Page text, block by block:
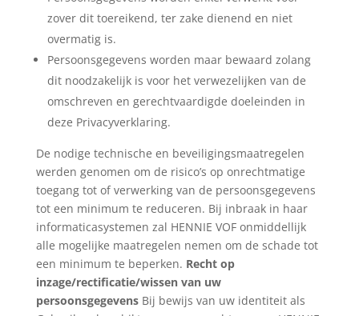
zover dit toereikend, ter zake dienend en niet
overmatig is.
Persoonsgegevens worden maar bewaard zolang
dit noodzakelijk is voor het verwezelijken van de
omschreven en gerechtvaardigde doeleinden in
deze Privacyverklaring.
De nodige technische en beveiligingsmaatregelen
werden genomen om de risico’s op onrechtmatige
toegang tot of verwerking van de persoonsgegevens
tot een minimum te reduceren. Bij inbraak in haar
informaticasystemen zal HENNIE VOF onmiddellijk
alle mogelijke maatregelen nemen om de schade tot
een minimum te beperken. Recht op
inzage/rectificatie/wissen van uw
persoonsgegevensBij bewijs van uw identiteit als